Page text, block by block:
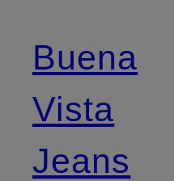
Buena
Vista
Jeans